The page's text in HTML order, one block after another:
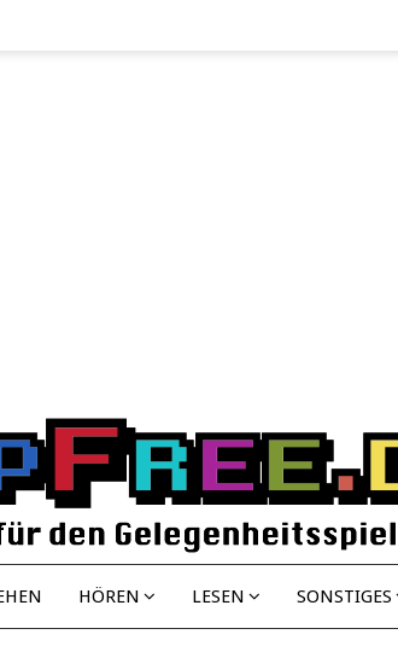
HÖREN LESEN SONSTIGES